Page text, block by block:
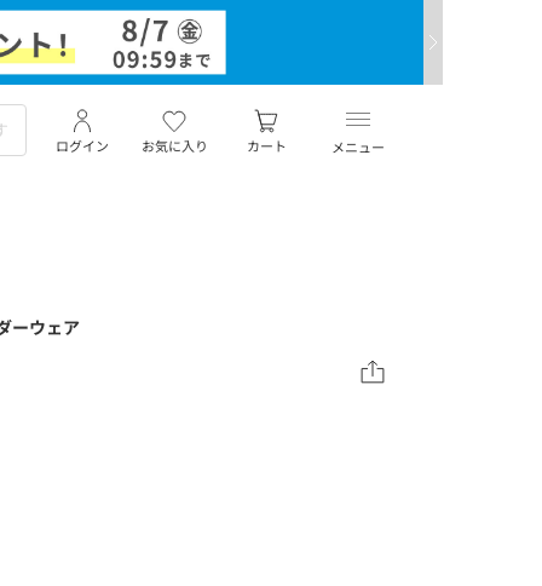
メニュー
お気に入り
ログイン カート
ーウェア